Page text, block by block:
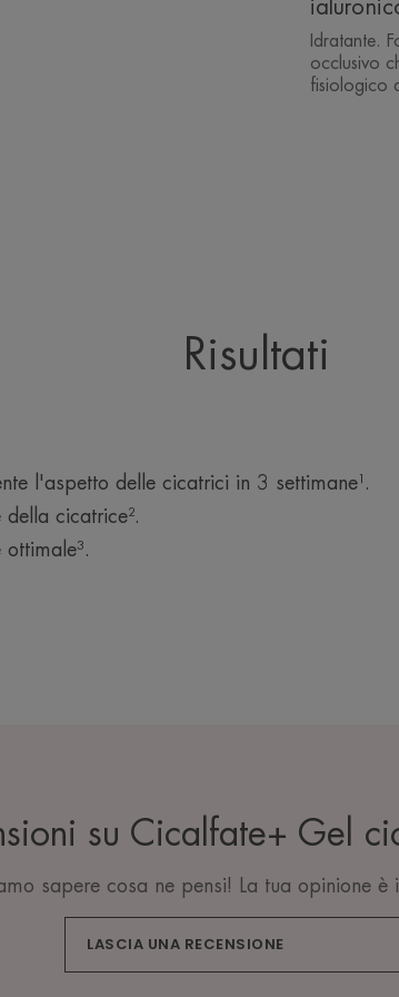
Idratante.
occlusivo
fisiologico
Risultati
l'aspetto delle cicatrici in 3 settimane¹.
cicatrice².
su Cicalfate+ Gel
sapere cosa ne pensi! La tua opinione è
LASCIA UNA RECENSIONE